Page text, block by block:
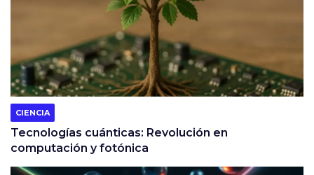
CIENCIA
Tecnologías cuánticas: Revolución en
computación y fotónica